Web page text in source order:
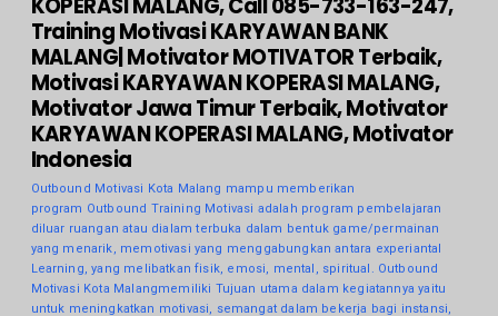
KOPERASI MALANG, Call 085-733-163-247,
Training Motivasi KARYAWAN BANK
MALANG| Motivator MOTIVATOR Terbaik,
Motivasi KARYAWAN KOPERASI MALANG,
Motivator Jawa Timur Terbaik, Motivator
KARYAWAN KOPERASI MALANG, Motivator
Indonesia
Outbound Motivasi Kota Malang mampu memberikan
program Outbound Training Motivasi adalah program pembelajaran
diluar ruangan atau dialam terbuka dalam bentuk game/permainan
yang menarik, memotivasi yang menggabungkan antara experiantal
Learning, yang melibatkan fisik, emosi, mental, spiritual. Outbound
Motivasi Kota Malangmemiliki Tujuan utama dalam kegiatannya yaitu
untuk meningkatkan motivasi, semangat dalam bekerja bagi instansi,